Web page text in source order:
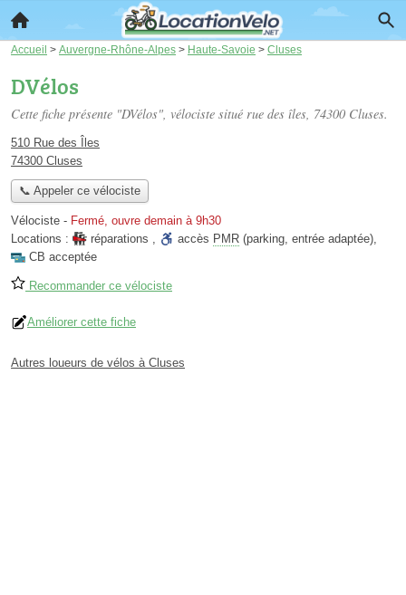
Accueil > Auvergne-Rhône-Alpes > Haute-Savoie > Cluses
DVélos
Cette fiche présente "DVélos", vélociste situé rue des îles, 74300 Cluses.
510 Rue des Îles
74300 Cluses
📞 Appeler ce vélociste
Vélociste - Fermé, ouvre demain à 9h30
Locations :
réparations , accès PMR (parking, entrée adaptée),
CB acceptée
Recommander ce vélociste
Améliorer cette fiche
Autres loueurs de vélos à Cluses